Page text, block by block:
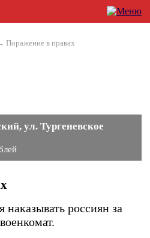
Поражение в правах
ул. Тургеневское
наказывать россиян за